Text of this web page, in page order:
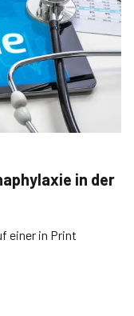
in der
einer in Print